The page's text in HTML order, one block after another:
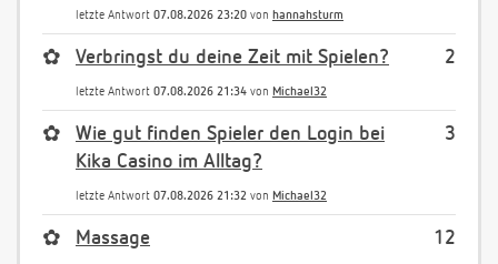
letzte Antwort 07.08.2026 23:20 von hannahsturm
2
✿ Verbringst du deine Zeit mit Spielen?
letzte Antwort 07.08.2026 21:34 von Michael32
3
✿
Wie gut finden Spieler den Login bei
Kika Casino im Alltag?
letzte Antwort 07.08.2026 21:32 von Michael32
12
✿ Massage